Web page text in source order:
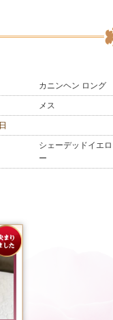
カニンヘン ロング
メス
シェーデッドイエロ
ー